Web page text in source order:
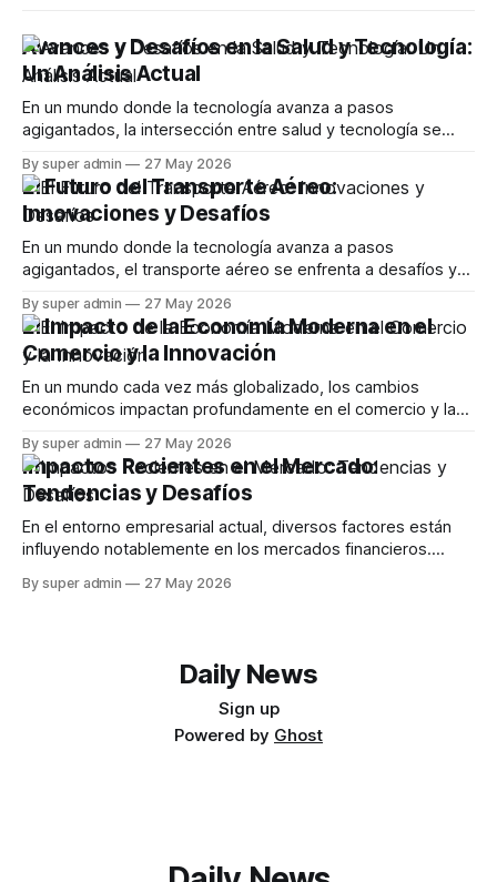
Avances y Desafíos en la Salud y Tecnología:
Un Análisis Actual
En un mundo donde la tecnología avanza a pasos
agigantados, la intersección entre salud y tecnología se
desarrollos recientes en aplicaciones de salud, desafíos
que enfrentan los usuarios y las controversias que emergen
By super admin 27 May 2026
El Futuro del Transporte Aéreo:
Innovaciones y Desafíos
En un mundo donde la tecnología avanza a pasos
agigantados, el transporte aéreo se enfrenta a desafíos y
innovaciones más recientes en la industria de la aviación,
incluyendo avances en Wi-Fi, sostenibilidad y las
implicaciones de la IA en el futuro de los
By super admin 27 May 2026
El Impacto de la Economía Moderna en el
Comercio y la Innovación
En un mundo cada vez más globalizado, los cambios
económicos impactan profundamente en el comercio y la
actuales en la economía están afectando la forma en que
las empresas operan, desde la tecnología hasta la
sostenibilidad. La Influencia de la Tecnología en el
By super admin 27 May 2026
Impactos Recientes en el Mercado:
Tendencias y Desafíos
En el entorno empresarial actual, diversos factores están
influyendo notablemente en los mercados financieros.
hasta las fluctuaciones en el sector minorista, cada aspecto
consecuencias. Efectos del
By super admin 27 May 2026
Daily News
Sign up
Powered by Ghost